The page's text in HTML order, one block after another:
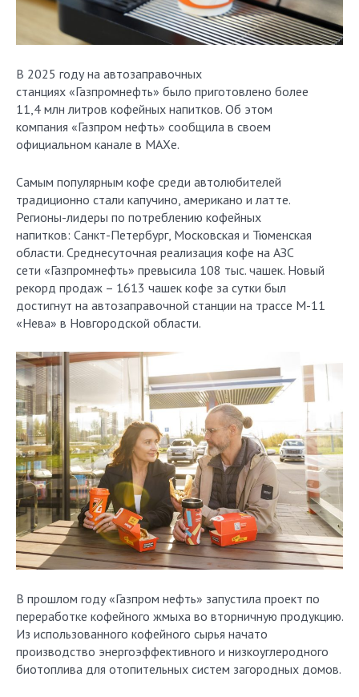
В 2025 году на автозаправочных
станциях «Газпромнефть» было приготовлено более
11,4 млн литров кофейных напитков. Об этом
компания «Газпром нефть» сообщила в своем
официальном канале в MAXе.
Самым популярным кофе среди автолюбителей
традиционно стали капучино, американо и латте.
Регионы-лидеры по потреблению кофейных
напитков: Санкт-Петербург, Московская и Тюменская
области. Среднесуточная реализация кофе на АЗС
сети «Газпромнефть» превысила 108 тыс. чашек. Новый
рекорд продаж – 1613 чашек кофе за сутки был
достигнут на автозаправочной станции на трассе М-11
«Нева» в Новгородской области.
В прошлом году «Газпром нефть» запустила проект по
переработке кофейного жмыха во вторничную продукцию.
Из использованного кофейного сырья начато
производство энергоэффективного и низкоуглеродного
биотоплива для отопительных систем загородных домов.